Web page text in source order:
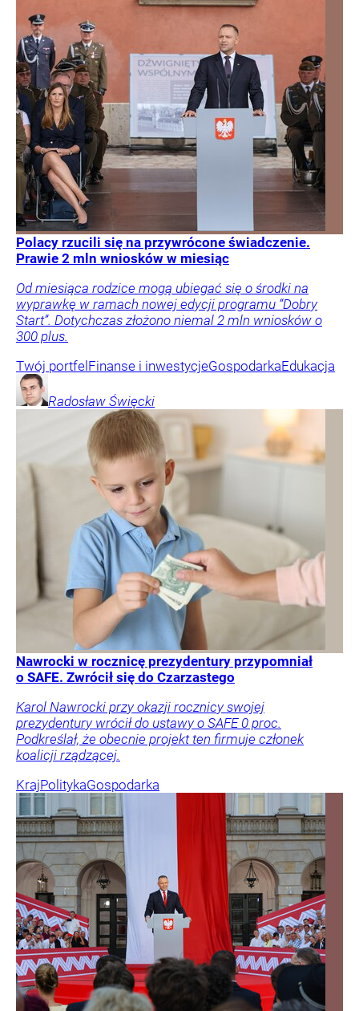
Polacy rzucili się na przywrócone świadczenie.
Prawie 2 mln wniosków w miesiąc
Od miesiąca rodzice mogą ubiegać się o środki na
wyprawkę w ramach nowej edycji programu “Dobry
Start”. Dotychczas złożono niemal 2 mln wniosków o
300 plus.
Twój portfelFinanse i inwestycjeGospodarkaEdukacja
Radosław Święcki
Nawrocki w rocznicę prezydentury przypomniał
o SAFE. Zwrócił się do Czarzastego
Karol Nawrocki przy okazji rocznicy swojej
prezydentury wrócił do ustawy o SAFE 0 proc.
Podkreślał, że obecnie projekt ten firmuje członek
koalicji rządzącej.
KrajPolitykaGospodarka